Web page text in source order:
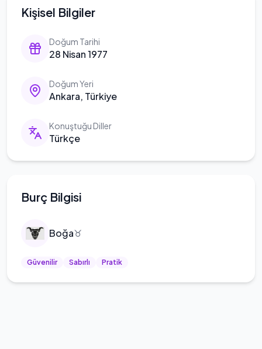
Kişisel Bilgiler
Doğum Tarihi
28 Nisan 1977
Doğum Yeri
Ankara, Türkiye
Konuştuğu Diller
Türkçe
Burç Bilgisi
Boğa♉
Güvenilir Sabırlı Pratik